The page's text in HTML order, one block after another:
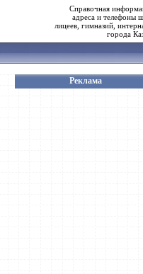
Справочная
адреса и телефоны
лицеев, гимназий,
города
Реклама